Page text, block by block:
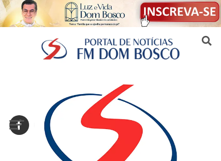
Sair da versão mobile